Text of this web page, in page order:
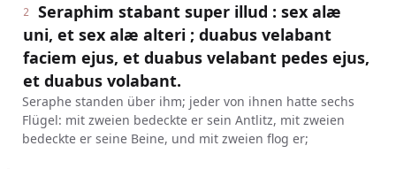
2
Seraphim stabant super illud : sex alæ
uni, et sex alæ alteri ; duabus velabant
faciem ejus, et duabus velabant pedes ejus,
et duabus volabant.
Seraphe standen über ihm; jeder von ihnen hatte sechs
Flügel: mit zweien bedeckte er sein Antlitz, mit zweien
bedeckte er seine Beine, und mit zweien flog er;